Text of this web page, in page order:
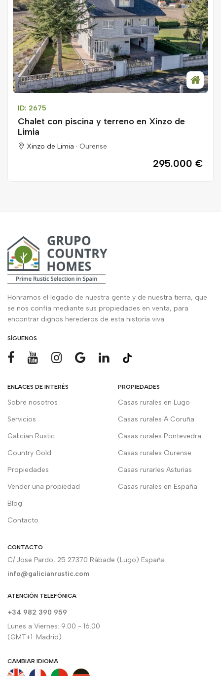
ID: 2675
Chalet con piscina y terreno en Xinzo de
Limia
Xinzo de Limia · Ourense
295.000 €
Honramos el legado de nuestra gente y de nuestra tierra, que
se nos confía mediante sus propiedades en venta, para
encontrar dignos herederos de esta historia viva.
SÍGUENOS
ENLACES DE INTERÉS
Sobre nosotros
Servicios
Galician Rustic
Country Gold
Propiedades
Vender una propiedad
Blog
Contacto
PROPIEDADES
Casas rurales en Lugo
Casas rurales A Coruña
Casas rurales Pontevedra
Casas rurales Ourense
Casas rurarles Asturias
Casas rurales en España
CONTACTO
C/ Jose Pardo, 25 27370 Rábade (Lugo) España
info@galicianrustic.com
ATENCIÓN TELEFÓNICA
+34 982 390 959
Lunes a Viernes: 9.00 - 16.00
(GMT+1: Madrid)
CAMBIAR IDIOMA